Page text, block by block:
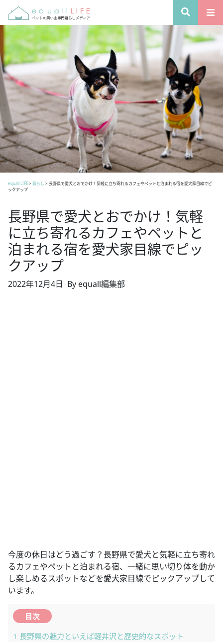
equall LIFE> 暮らし > 長野県で愛犬とおでかけ！気軽に立ち寄れるカフェやペットと泊まれる宿を愛犬家目線でピ
ックアップ
長野県で愛犬とおでかけ！気軽
に立ち寄れるカフェやペットと
泊まれる宿を愛犬家目線でピッ
クアップ
2022年12月4日 By equall編集部
今度の休日はどう過ごす？長野県で愛犬と気軽に立ち寄れ
るカフェやペットと泊まれる宿、一緒に思い切り体を動か
し楽しめるスポットなどを愛犬家目線でピックアップして
います。
目次
1 長野県の魅力といえば軽井沢と歴史的なスポット